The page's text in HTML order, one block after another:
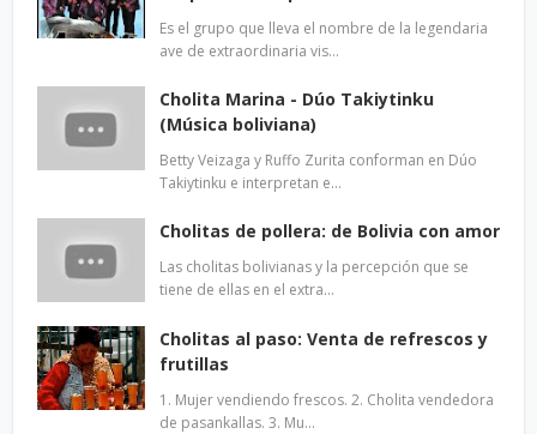
Es el grupo que lleva el nombre de la legendaria
ave de extraordinaria vis…
Cholita Marina - Dúo Takiytinku
(Música boliviana)
Betty Veizaga y Ruffo Zurita conforman en Dúo
Takiytinku e interpretan e…
Cholitas de pollera: de Bolivia con amor
Las cholitas bolivianas y la percepción que se
tiene de ellas en el extra…
Cholitas al paso: Venta de refrescos y
frutillas
1. Mujer vendiendo frescos. 2. Cholita vendedora
de pasankallas. 3. Mu…